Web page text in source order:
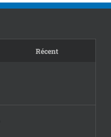
Récent